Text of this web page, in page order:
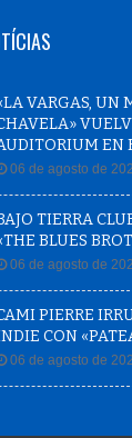
VARGAS, UN
EN
06 de agosto de
TIERRA
BLUES
06 de agosto de
PIERRE
CON
06 de agosto de